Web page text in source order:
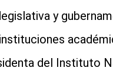
y
del Instituto